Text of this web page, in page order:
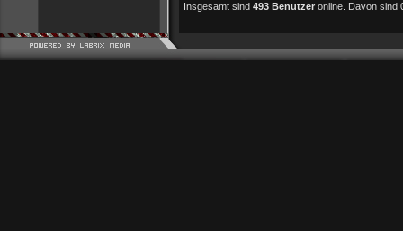
Insgesamt sind 493 Benutzer online. Davon sind